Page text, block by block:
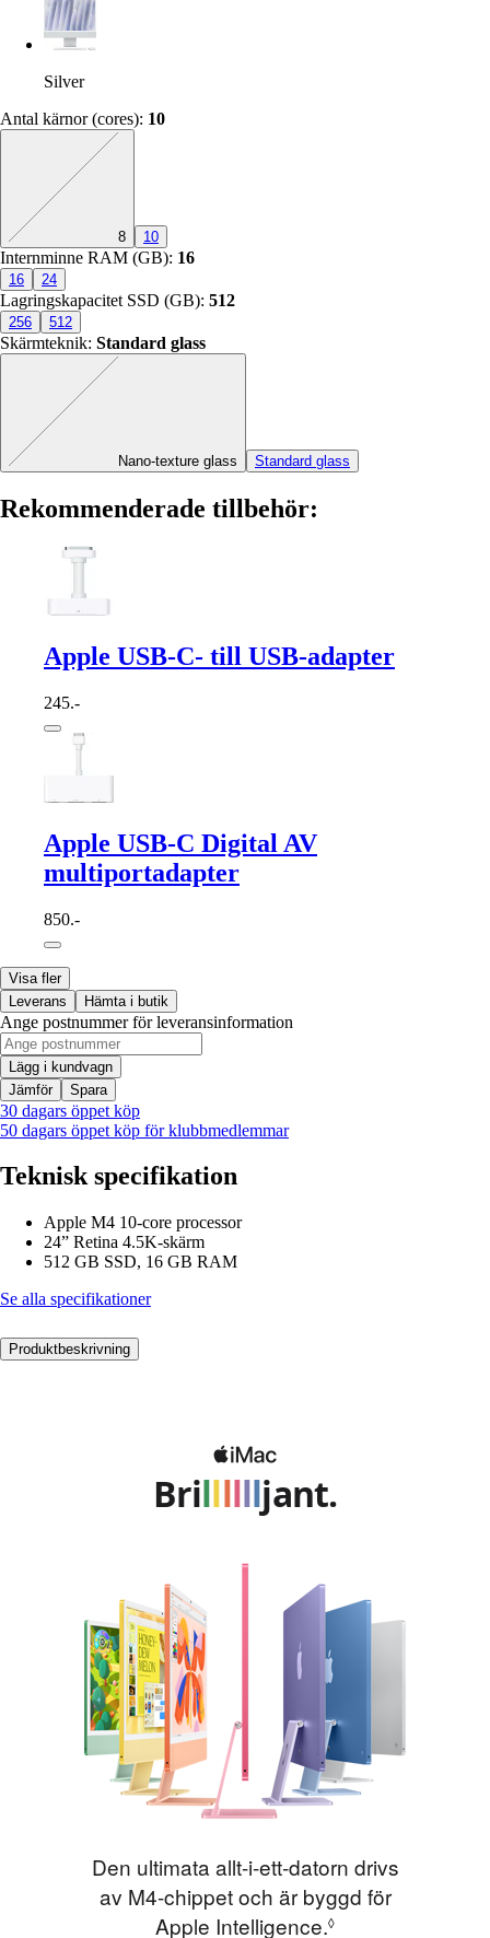
Silver
Antal kärnor (cores): 10
Exakt kombination saknas
8 10
Internminne RAM (GB): 16
16 24
Lagringskapacitet SSD (GB): 512
256 512
Skärmteknik: Standard glass
Exakt kombination saknas
Nano-texture glass Standard glass
Rekommenderade tillbehör:
Apple USB-C- till USB-adapter
245.-
Apple USB-C Digital AV
multiportadapter
850.-
Visa fler
Leverans
Hämta i butik
Ange postnummer för leveransinformation
Lägg i kundvagn
Jämför
Spara
30 dagars öppet köp
50 dagars öppet köp för klubbmedlemmar
Teknisk specifikation
Apple M4 10-core processor
24” Retina 4.5K-skärm
512 GB SSD, 16 GB RAM
Se alla specifikationer
Produktbeskrivning
Brilllllljant.
Den ultimata allt-i-ett-datorn drivs
av M4-chippet och är byggd för
Apple Intelligence.◊